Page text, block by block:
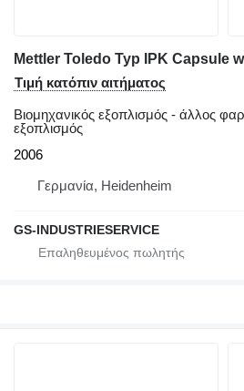
Mettler Toledo Typ IPK Capsule
Τιμή κατόπιν αιτήματος
Βιομηχανικός εξοπλισμός - άλλος
εξοπλισμός
2006
Γερμανία, Heidenheim
GS-INDUSTRIESERVICE